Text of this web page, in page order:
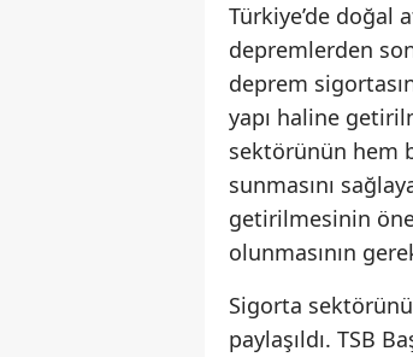
Türkiye’de doğal
depremlerden
deprem
yapı haline
sektörünün hem
sunmasını
getirilmesinin
olunmasının
Sigorta
paylaşıldı. TSB